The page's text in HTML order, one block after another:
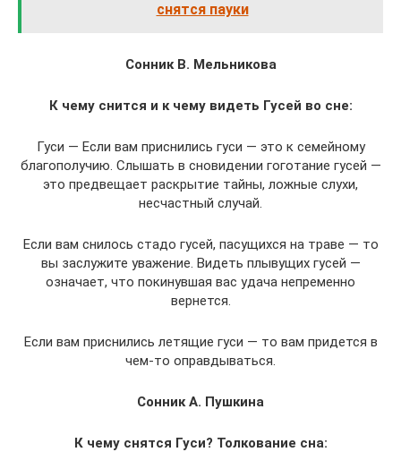
снятся пауки
Сонник В. Мельникова
К чему снится и к чему видеть Гусей во сне:
Гуси — Если вам приснились гуси — это к семейному
благополучию. Слышать в сновидении гоготание гусей —
это предвещает раскрытие тайны, ложные слухи,
несчастный случай.
Если вам снилось стадо гусей, пасущихся на траве — то
вы заслужите уважение. Видеть плывущих гусей —
означает, что покинувшая вас удача непременно
вернется.
Если вам приснились летящие гуси — то вам придется в
чем-то оправдываться.
Сонник А. Пушкина
К чему снятся Гуси? Толкование сна: